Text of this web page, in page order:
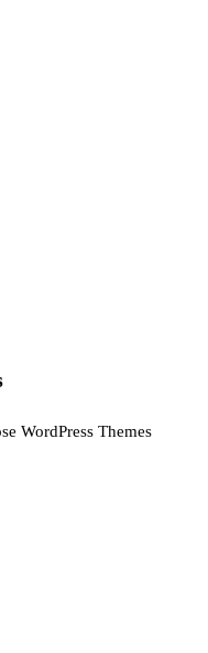
WordPress Themes